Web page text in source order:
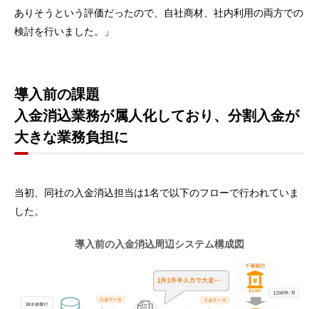
ありそうという評価だったので、自社商材、社内利用の両方での
検討を行いました。」
導入前の課題
入金消込業務が属人化しており、分割入金が
大きな業務負担に
当初、同社の入金消込担当は1名で以下のフローで行われていま
した。
導入前の入金消込周辺システム構成図